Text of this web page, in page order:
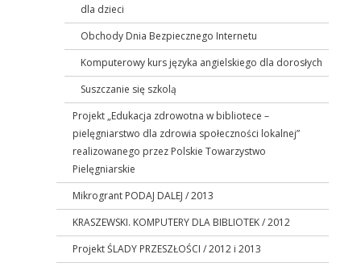
dla dzieci
Obchody Dnia Bezpiecznego Internetu
Komputerowy kurs języka angielskiego dla dorosłych
Suszczanie się szkolą
Projekt „Edukacja zdrowotna w bibliotece –
pielęgniarstwo dla zdrowia społeczności lokalnej”
realizowanego przez Polskie Towarzystwo
Pielęgniarskie
Mikrogrant PODAJ DALEJ / 2013
KRASZEWSKI. KOMPUTERY DLA BIBLIOTEK / 2012
Projekt ŚLADY PRZESZŁOŚCI / 2012 i 2013